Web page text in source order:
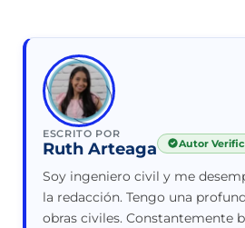
ESCRITO POR
Ruth Arteaga Autor
Soy ingeniero civil y me
la redacción. Tengo una
obras civiles. Constantemente